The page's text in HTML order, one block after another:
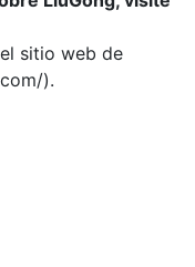
sitio web de
).